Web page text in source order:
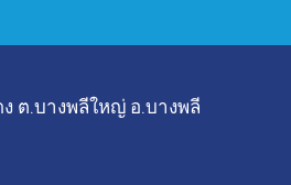
ต.บางพลีใหญ่ อ.บางพลี